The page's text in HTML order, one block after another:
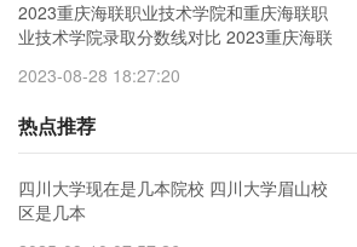
2023重庆海联职业技术学院和重庆海联职
业技术学院录取分数线对比 2023重庆海联
2023-08-28 18:27:20
热点推荐
四川大学现在是几本院校 四川大学眉山校
区是几本